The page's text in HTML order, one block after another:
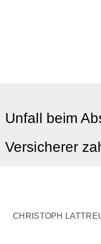
Unfall beim
Versicherer
CHRISTOPH